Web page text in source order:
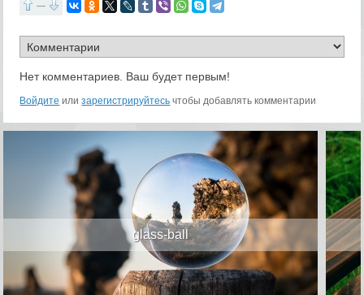
—
Нет комментариев. Ваш будет первым!
Войдите илизарегистрируйтесь чтобы добавлять комментарии
glass-ball